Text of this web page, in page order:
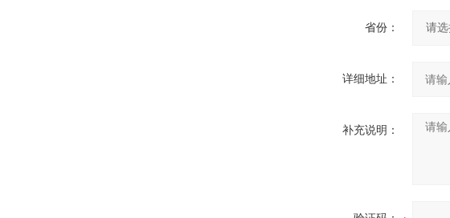
省份：
详细地址：
补充说明：